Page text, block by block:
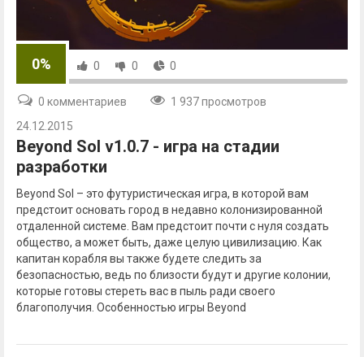
0% 0 0 0
0 комментариев
1 937 просмотров
24.12.2015
Beyond Sol v1.0.7 - игра на стадии
разработки
Beyond Sol – это футуристическая игра, в которой вам
предстоит основать город в недавно колонизированной
отдаленной системе. Вам предстоит почти с нуля создать
общество, а может быть, даже целую цивилизацию. Как
капитан корабля вы также будете следить за
безопасностью, ведь по близости будут и другие колонии,
которые готовы стереть вас в пыль ради своего
благополучия. Особенностью игры Beyond